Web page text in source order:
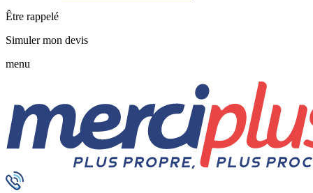
Être rappelé
Simuler mon devis
menu